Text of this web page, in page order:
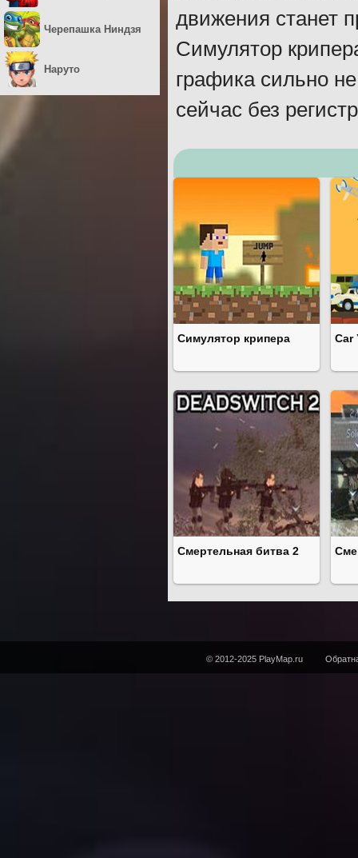
движения станет
Симулятор
графика сильно
сейчас без
Симулятор крипера Car
Смертельная битва 2
Черепашка Ниндзя
Наруто
© 2012-2025 PlayMap.ru